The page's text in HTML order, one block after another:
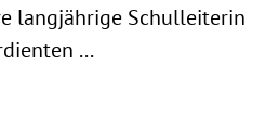
langjährige Schulleiterin
...